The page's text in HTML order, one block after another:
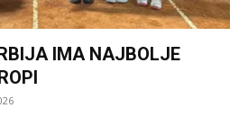
IMA NAJBOLJE